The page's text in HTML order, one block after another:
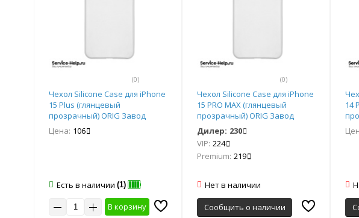
(0)
Чехол Silicone Case для iPhone
15 Plus (глянцевый
прозрачный) ORIG Завод
Цена: 106
Есть в наличии (1)
В корзину
(0)
Чехол Silicone Case для iPhone
15 PRO MAX (глянцевый
прозрачный) ORIG Завод
Дилер: 230
VIP: 224
Premium: 219
Нет в наличии
Сообщить о наличии
14